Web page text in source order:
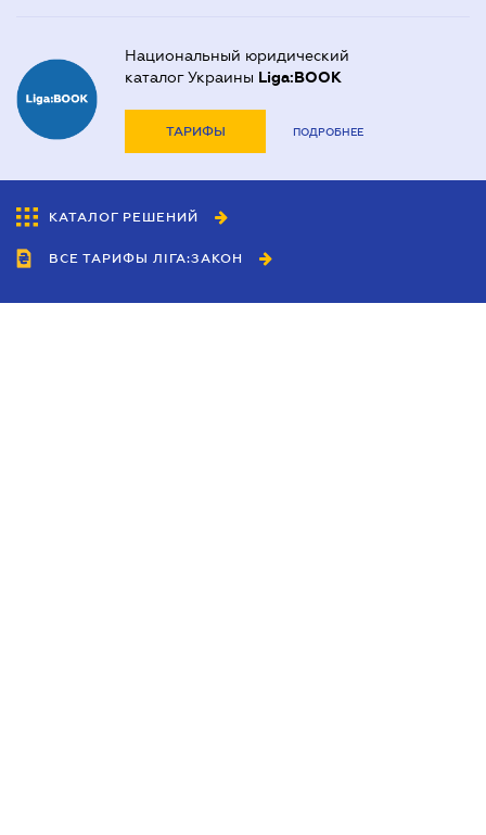
Национальный юридический
каталог Украины Liga:BOOK
ТАРИФЫ ПОДРОБНЕЕ
КАТАЛОГ РЕШЕНИЙ
ВСЕ ТАРИФЫ ЛІГА:ЗАКОН